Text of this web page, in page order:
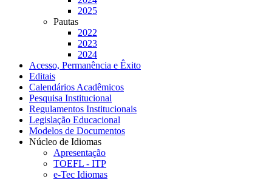
2025
Pautas
2022
2023
2024
Acesso, Permanência e Êxito
Editais
Calendários Acadêmicos
Pesquisa Institucional
Regulamentos Institucionais
Legislação Educacional
Modelos de Documentos
Núcleo de Idiomas
Apresentação
TOEFL - ITP
e-Tec Idiomas